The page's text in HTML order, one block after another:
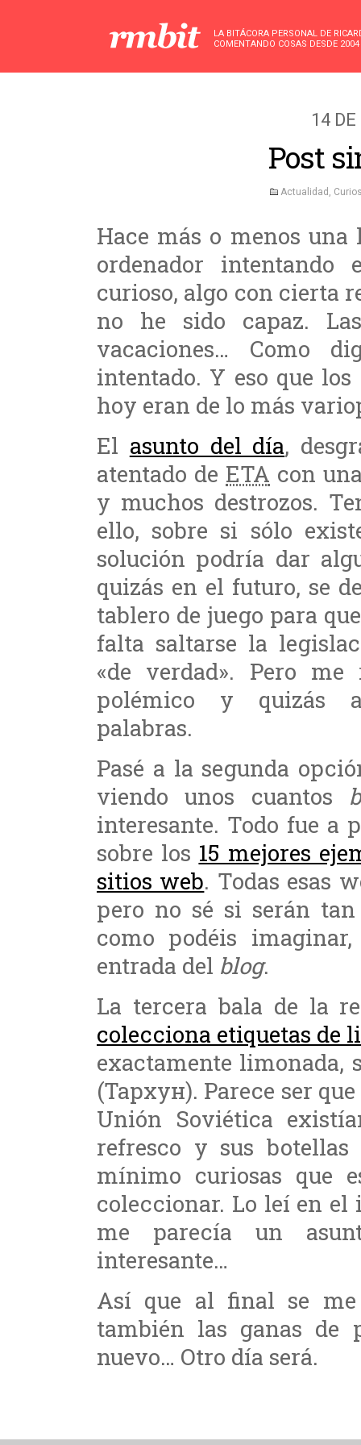
LA BITÁCORA PERSONAL DE
COMENTANDO COSAS DESDE 2004
14
Post
Actualidad ,
Hace más o menos
ordenador intentando
curioso, algo con cierta
no he sido capaz.
vacaciones… Como
intentado. Y eso que
hoy eran de lo más
El asunto del día,
atentado de ETA con
y muchos destrozos.
ello, sobre si sólo
solución podría dar
quizás en el futuro, se
tablero de juego para
falta saltarse la
«de verdad». Pero
polémico y quizás
palabras.
Pasé a la segunda
viendo unos cuantos
interesante. Todo fue a
sobre los 15 mejores
sitios web. Todas esas
pero no sé si serán
como podéis
entrada del blog.
La tercera bala de la
colecciona etiquetas de
exactamente
(Тархун). Parece ser
Unión Soviética
refresco y sus
mínimo curiosas que
coleccionar. Lo leí en
me parecía un
interesante…
Así que al final se me
también las ganas de
nuevo… Otro día será.